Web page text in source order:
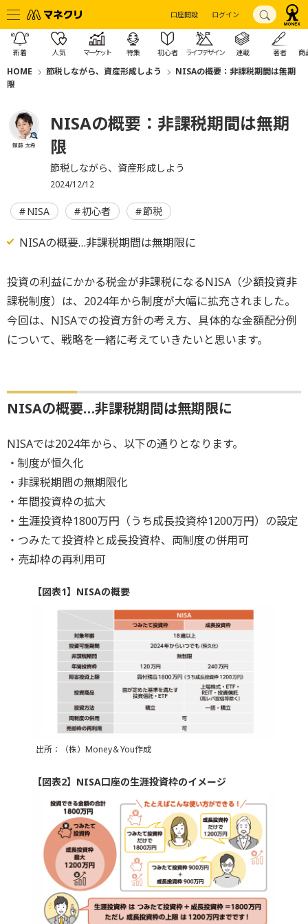
口座開設 ログイン
新着 人気 マーケット 特集 初心者 ライフデザイン 連載 著者 商
HOME 節税しながら、資産形成しよう
NISAの概要：非課税期間は無期
限
頼藤 太希
NISAの概要：非課税期間は無期
限
節税しながら、資産形成しよう
2024/12/12
NISA 初心者 節税
NISAの概要…非課税期間は無期限に
投資の利益にかかる税金が非課税になるNISA（少額投資非
課税制度）は、2024年から制度が大幅に拡充されました。
今回は、NISAでの投資方針の考え方、具体的な金額配分例
について、戦略を一緒に考えていきたいと思います。
NISAの概要…非課税期間は無期限に
NISAでは2024年から、以下の通りとなります。
・制度が恒久化
・非課税期間の無期限化
・年間投資枠の拡大
・生涯投資枠1800万円（うち成長投資枠1200万円）の設定
・つみたて投資枠と成長投資枠、両制度の併用可
・売却枠の再利用可
【図表1】NISAの概要
出所：（株）Money＆You作成
【図表2】NISA口座の生涯投資枠のイメージ